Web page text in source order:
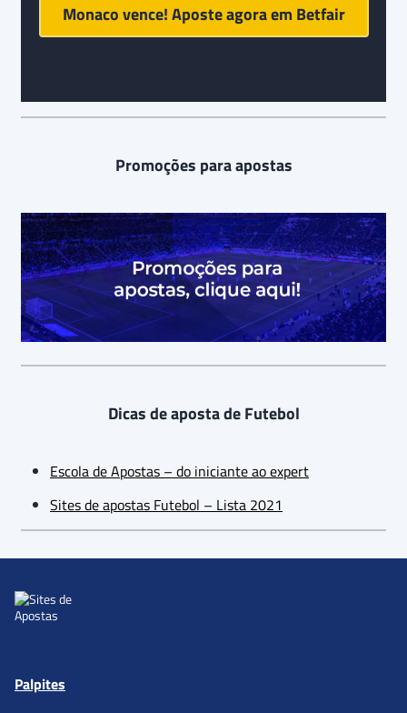
Monaco vence! Aposte agora em Betfair
Promoções para apostas
Dicas de aposta de Futebol
Escola de Apostas – do iniciante ao expert
Sites de apostas Futebol – Lista 2021
Palpites